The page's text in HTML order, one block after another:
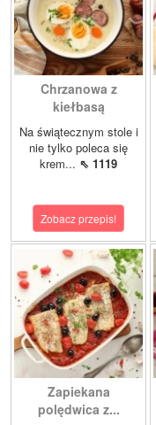
Chrzanowa z
kiełbasą
Na świątecznym stole i
nie tylko poleca się
krem... ⇖ 1119
Zobacz przepis!
Zapiekana
polędwica z...